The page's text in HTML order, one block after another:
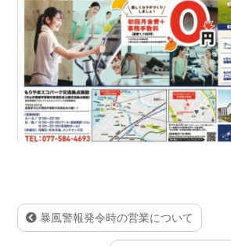
暴風警報発令時の営業について